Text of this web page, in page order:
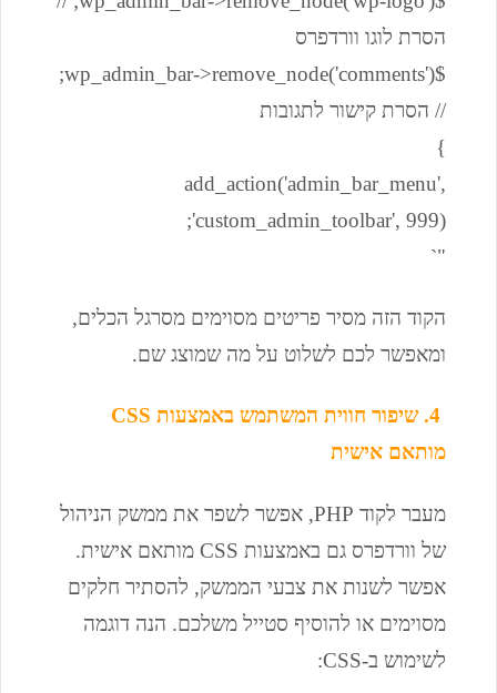
הסרת לוגו וורדפרס
$wp_admin_bar->remove_node('comments');
// הסרת קישור לתגובות
}
add_action('admin_bar_menu',
'custom_admin_toolbar', 999);
"`
הקוד הזה מסיר פריטים מסוימים מסרגל הכלים,
ומאפשר לכם לשלוט על מה שמוצג שם.
4. שיפור חווית המשתמש באמצעות CSS
מותאם אישית
מעבר לקוד PHP, אפשר לשפר את ממשק הניהול
של וורדפרס גם באמצעות CSS מותאם אישית.
אפשר לשנות את צבעי הממשק, להסתיר חלקים
מסוימים או להוסיף סטייל משלכם. הנה דוגמה
לשימוש ב-CSS: